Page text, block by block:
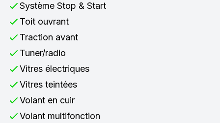
Système Stop & Start
Toit ouvrant
Traction avant
Tuner/radio
Vitres électriques
Vitres teintées
Volant en cuir
Volant multifonction